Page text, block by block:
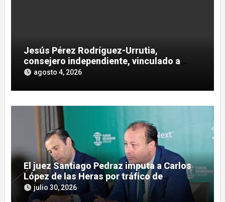
Jesús Pérez Rodríguez-Urrutia,
consejero independiente, vinculado a
maniobras en el rescate de Tubos
agosto 4, 2026
El juez Santiago Pedraz imputa a Carlos
López de las Heras por tráfico de
influencias en el caso Leire
julio 30, 2026